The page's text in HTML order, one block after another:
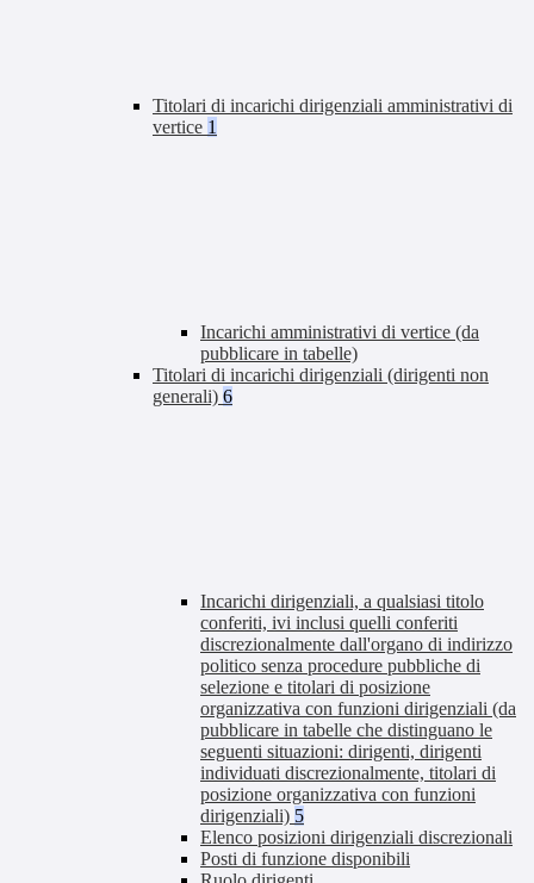
Titolari di incarichi dirigenziali amministrativi di
vertice 1
Incarichi amministrativi di vertice (da
pubblicare in tabelle)
Titolari di incarichi dirigenziali (dirigenti non
generali) 6
Incarichi dirigenziali, a qualsiasi titolo
conferiti, ivi inclusi quelli conferiti
discrezionalmente dall'organo di indirizzo
politico senza procedure pubbliche di
selezione e titolari di posizione
organizzativa con funzioni dirigenziali (da
pubblicare in tabelle che distinguano le
seguenti situazioni: dirigenti, dirigenti
individuati discrezionalmente, titolari di
posizione organizzativa con funzioni
dirigenziali) 5
Elenco posizioni dirigenziali discrezionali
Posti di funzione disponibili